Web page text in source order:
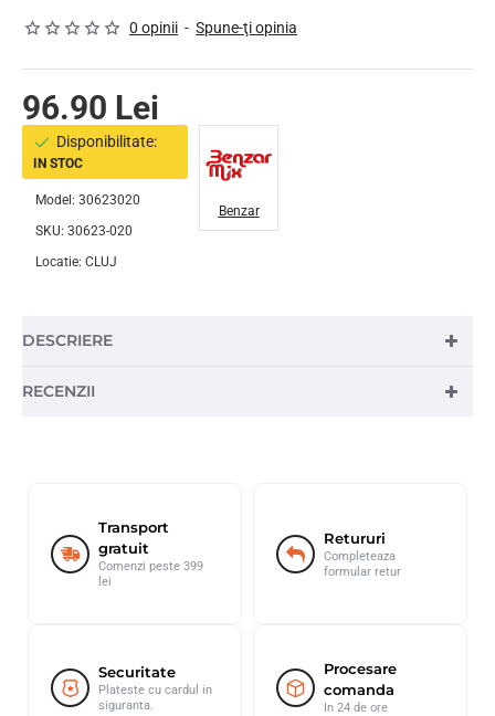
0 opinii - Spune-ţi opinia
96.90 Lei
Disponibilitate:
IN STOC
Model: 30623020
SKU: 30623-020
Locatie: CLUJ
Benzar
DESCRIERE
RECENZII
Transport
gratuit
Comenzi peste 399
lei
Retururi
Completeaza
formular retur
Securitate
Plateste cu cardul in
siguranta.
Procesare
comanda
In 24 de ore